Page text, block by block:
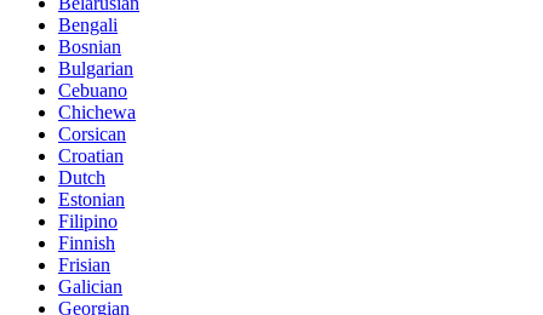
Bengali
Bosnian
Bulgarian
Cebuano
Chichewa
Corsican
Croatian
Dutch
Estonian
Filipino
Finnish
Frisian
Galician
Georgian